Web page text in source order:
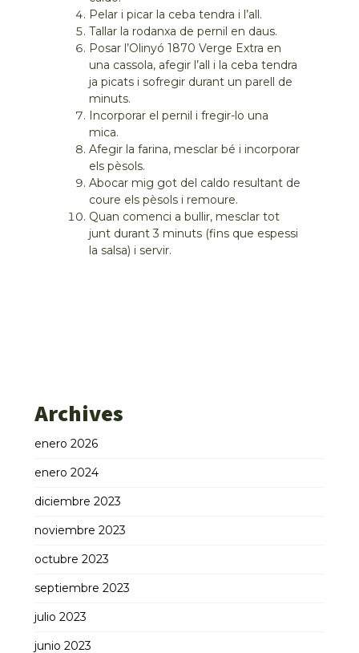
Pelar i picar la ceba tendra i l’all.
Tallar la rodanxa de pernil en daus.
Posar l’Olinyó 1870 Verge Extra en
una cassola, afegir l’all i la ceba tendra
ja picats i sofregir durant un parell de
minuts.
Incorporar el pernil i fregir-lo una
mica.
Afegir la farina, mesclar bé i incorporar
els pèsols.
Abocar mig got del caldo resultant de
coure els pèsols i remoure.
Quan comenci a bullir, mesclar tot
junt durant 3 minuts (fins que espessi
la salsa) i servir.
Archives
enero 2026
enero 2024
diciembre 2023
noviembre 2023
octubre 2023
septiembre 2023
julio 2023
junio 2023